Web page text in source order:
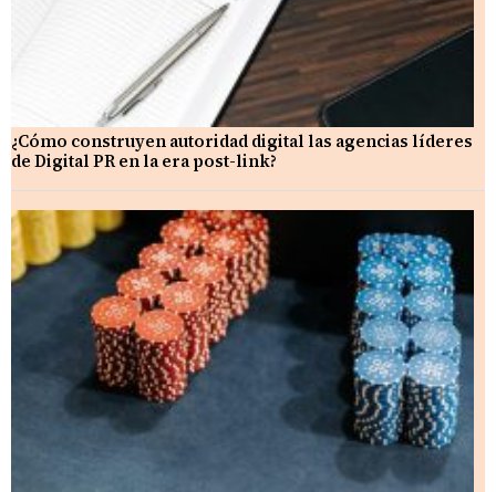
¿Cómo construyen autoridad digital las agencias líderes
de Digital PR en la era post-link?